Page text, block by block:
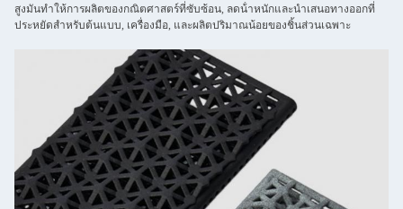
สูงมันทําให้การผลิตของกณิตศาสตร์ที่ซับซ้อน, ลดน้ําหนักและนําเสนอทางออกที่
ประหยัดสําหรับต้นแบบ, เครื่องมือ, และผลิตปริมาณน้อยของชิ้นส่วนเฉพาะ